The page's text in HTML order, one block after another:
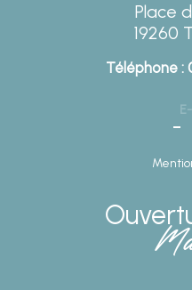
Place
19260
Téléphone :